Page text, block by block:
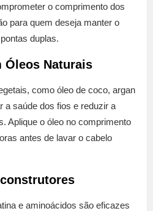
o comprimento dos
para quem deseja manter o
duplas.
Óleos Naturais
como óleo de coco, argan
a saúde dos fios e reduzir a
Aplique o óleo no comprimento
antes de lavar o cabelo
e aminoácidos são eficazes